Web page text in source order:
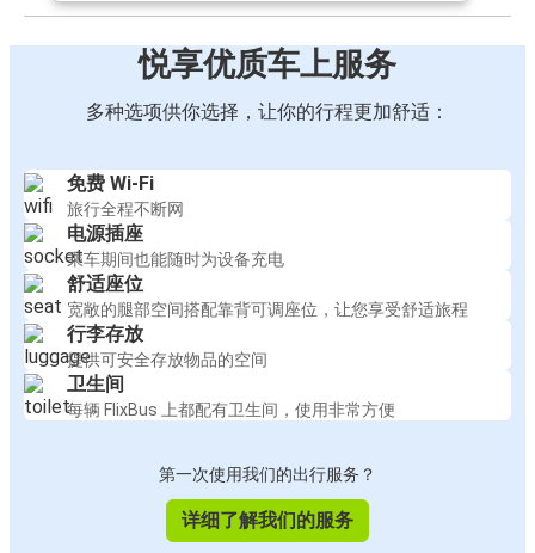
悦享优质车上服务
多种选项供你选择，让你的行程更加舒适：
免费 Wi-Fi
旅行全程不断网
电源插座
乘车期间也能随时为设备充电
舒适座位
宽敞的腿部空间搭配靠背可调座位，让您享受舒适旅程
行李存放
提供可安全存放物品的空间
卫生间
每辆 FlixBus 上都配有卫生间，使用非常方便
第一次使用我们的出行服务？
详细了解我们的服务